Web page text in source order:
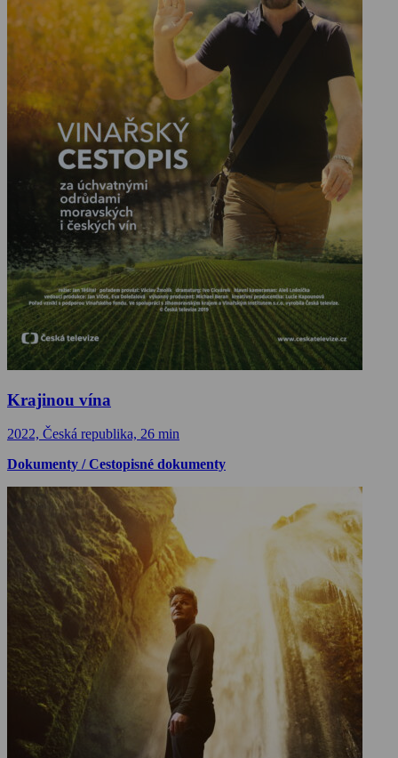
Krajinou vína
2022, Česká republika, 26 min
Dokumenty / Cestopisné dokumenty